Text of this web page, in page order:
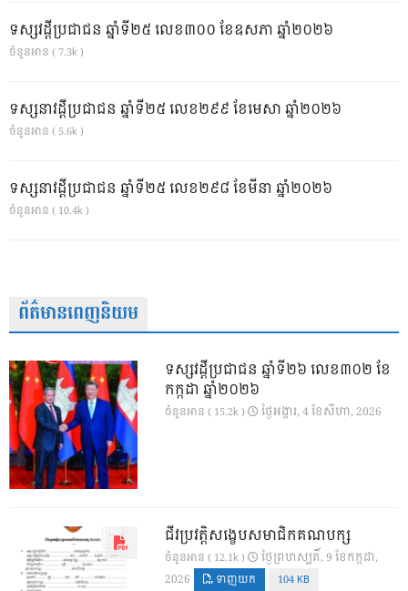
ទស្សវដ្តីប្រជាជន ឆ្នាំទី២៥ លេខ៣០០ ខែឧសភា ឆ្នាំ២០២៦
ចំនួនអាន ( 7.3k )
ទស្សនាវដ្ដីប្រជាជន ឆ្នាំទី២៥ លេខ២៩៩ ខែមេសា ឆ្នាំ២០២៦
ចំនួនអាន ( 5.6k )
ទស្សនាវដ្ដីប្រជាជន ឆ្នាំទី២៥ លេខ២៩៨ ខែមីនា ឆ្នាំ២០២៦
ចំនួនអាន ( 10.4k )
ព័ត៌មានពេញនិយម
ទស្សវដ្តីប្រជាជន ឆ្នាំទី២៦ លេខ៣០២ ខែ
កក្កដា ឆ្នាំ២០២៦
ចំនួនអាន ( 15.2k ) ថ្ងៃ​អង្គារ, 4 ខែ​សីហា, 2026
ជីវប្រវត្តិសង្ខេបសមាជិកគណបក្ស
ចំនួនអាន ( 12.1k )
ថ្ងៃ​ព្រហស្បតិ៍, 9 ខែ​កក្កដា,
2026
ទាញយក 104 KB